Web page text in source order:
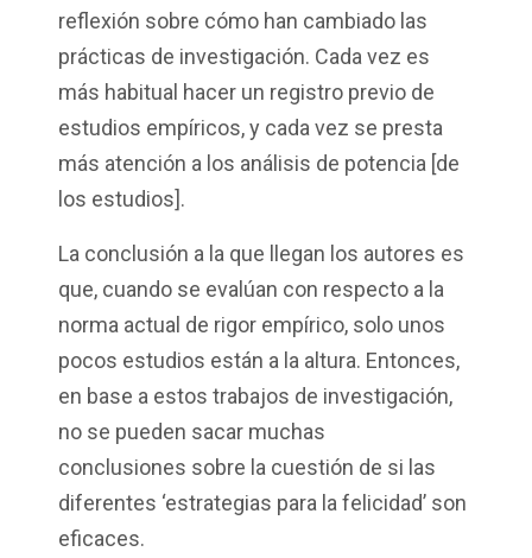
reflexión sobre cómo han cambiado las
prácticas de investigación. Cada vez es
más habitual hacer un registro previo de
estudios empíricos, y cada vez se presta
más atención a los análisis de potencia [de
los estudios].
La conclusión a la que llegan los autores es
que, cuando se evalúan con respecto a la
norma actual de rigor empírico, solo unos
pocos estudios están a la altura. Entonces,
en base a estos trabajos de investigación,
no se pueden sacar muchas
conclusiones sobre la cuestión de si las
diferentes ‘estrategias para la felicidad’ son
eficaces.